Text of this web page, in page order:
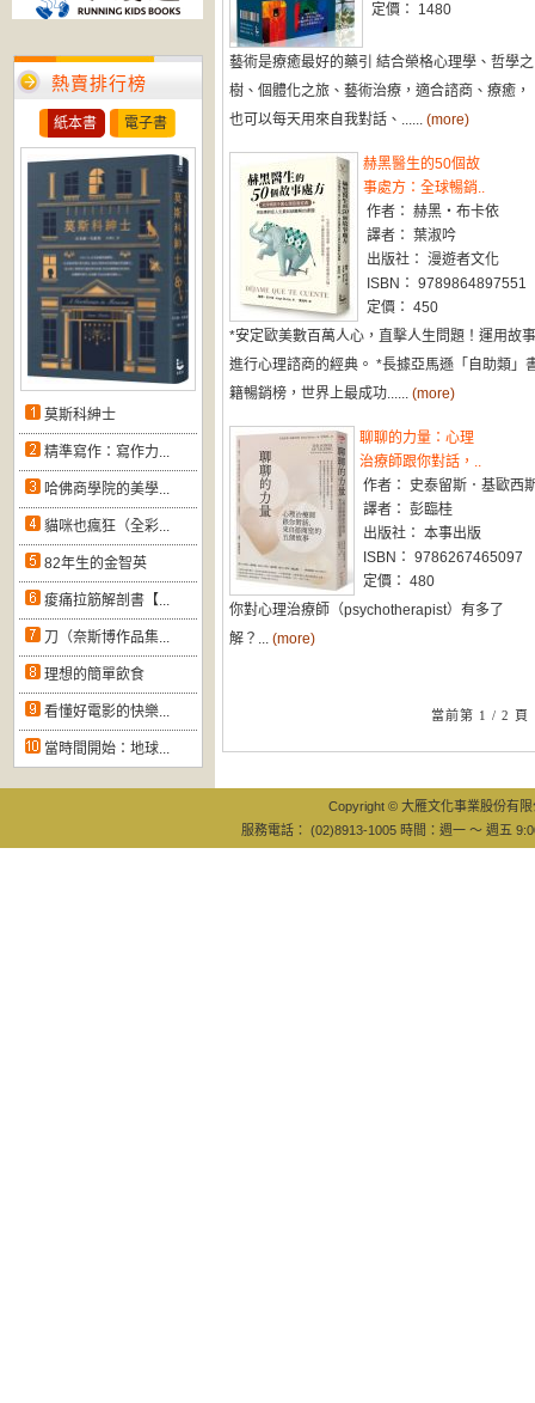
熱賣排行榜
紙本書 電子書
莫斯科紳士
精準寫作：寫作力...
哈佛商學院的美學...
貓咪也瘋狂（全彩...
82年生的金智英
痠痛拉筋解剖書【...
刀（奈斯博作品集...
理想的簡單飲食
看懂好電影的快樂...
當時間開始：地球...
定價： 1480
藝術是療癒最好的藥引 結合榮格心理學、哲學之
樹、個體化之旅、藝術治療，適合諮商、療癒，
也可以每天用來自我對話、...... (more)
赫黑醫生的50個故
事處方：全球暢銷..
作者： 赫黑‧布卡依
譯者： 葉淑吟
出版社： 漫遊者文化
ISBN： 9789864897551
定價： 450
*安定歐美數百萬人心，直擊人生問題！運用故事
進行心理諮商的經典。 *長據亞馬遜「自助類」
籍暢銷榜，世界上最成功...... (more)
聊聊的力量：心理
治療師跟你對話，..
作者： 史泰留斯．基歐西
譯者： 彭臨桂
出版社： 本事出版
ISBN： 9786267465097
定價： 480
你對心理治療師（psychotherapist）有多了
解？... (more)
當前第 1 / 2 頁
Copyright © 大雁文化事業股份有
服務電話： (02)8913-1005 時間：週一 ～ 週五